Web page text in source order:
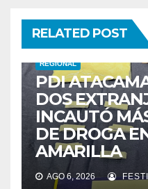
RELATED POST
REGIONAL
PDI
DOS
INCAUTÓ
DE DROGA
AMARILLA
AGO 6, 2026